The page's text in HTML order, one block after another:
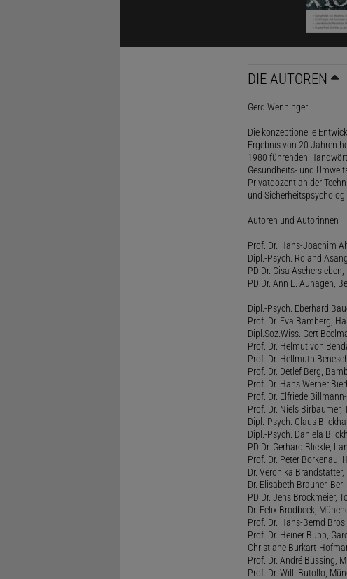
DIE AUTOREN
Gerd Wenninger
Die konzeptionelle
Ergebnis von 20 Jahren
1980 führenden
Gesundheits- und
Privatdozent an der
und
Autoren und Autorinnen
Prof. Dr. Hans-Joachim
Dipl.-Psych. Roland
PD Dr. Gisa
PD Dr. Ann E. Auhagen,
Dipl.-Psych. Eberhard
Prof. Dr. Eva Bamberg,
Dipl.Soz.Wiss. Gert
Prof. Dr. Helmut von
Prof. Dr. Hellmuth
Prof. Dr. Detlef Berg,
Prof. Dr. Hans Werner
Prof. Dr. Elfriede
Prof. Dr. Niels Birbaumer,
Dipl.-Psych. Claus
Dipl.-Psych. Daniela
PD Dr. Gerhard Blickle,
Prof. Dr. Peter Borkenau,
Dr. Veronika Brandstätter,
Dr. Elisabeth Brauner,
PD Dr. Jens Brockmeier,
Dr. Felix Brodbeck,
Prof. Dr. Hans-Bernd
Prof. Dr. Heiner Bubb,
Christiane Burkart-
Prof. Dr. André Büssing,
Prof. Dr. Willi Butollo,